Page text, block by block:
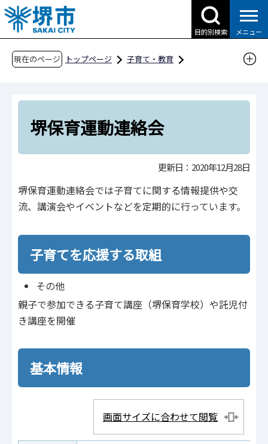
こ
の
ペ
目的別検索 メニュー
現在のページ トップページ
子育て・教育
その他安心な子育て環境に関わる取組
さかい子育て応援団
北区
堺保育運動連絡会
堺保育運動連絡会
更新日：2020年12月28日
堺保育運動連絡会では子育てに関する情報提供や交
流、講演会やイベントなどを定期的に行っています。
子育てを応援する取組
その他
親子で参加できる子育て講座（堺保育学校）や託児付
き講座を開催
基本情報
画面サイズに合わせて閲覧